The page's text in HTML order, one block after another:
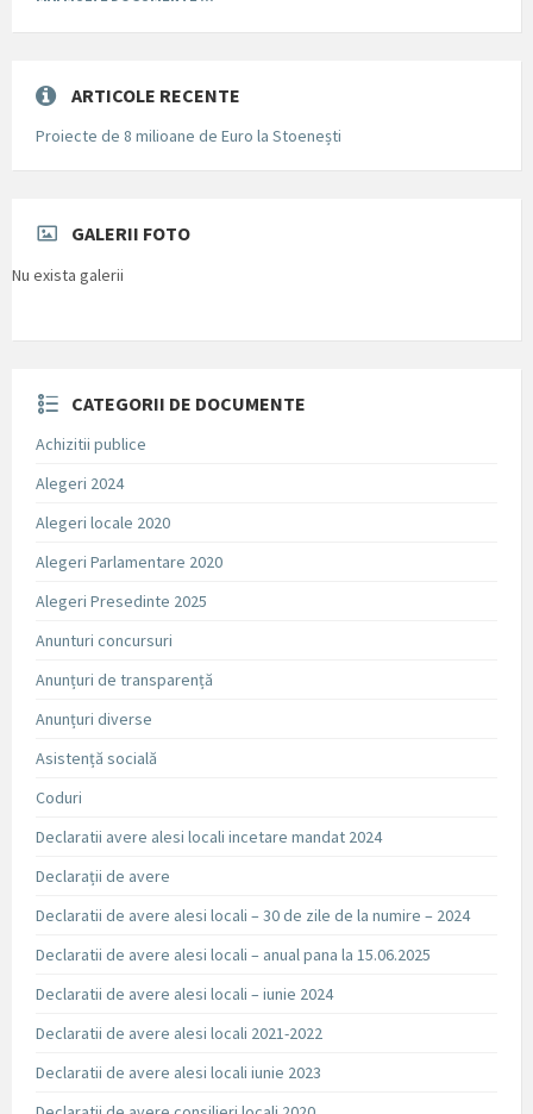
ARTICOLE RECENTE
Proiecte de 8 milioane de Euro la Stoenești
GALERII FOTO
Nu exista galerii
CATEGORII DE DOCUMENTE
Achizitii publice
Alegeri 2024
Alegeri locale 2020
Alegeri Parlamentare 2020
Alegeri Presedinte 2025
Anunturi concursuri
Anunțuri de transparență
Anunțuri diverse
Asistență socială
Coduri
Declaratii avere alesi locali incetare mandat 2024
Declarații de avere
Declaratii de avere alesi locali – 30 de zile de la numire – 2024
Declaratii de avere alesi locali – anual pana la 15.06.2025
Declaratii de avere alesi locali – iunie 2024
Declaratii de avere alesi locali 2021-2022
Declaratii de avere alesi locali iunie 2023